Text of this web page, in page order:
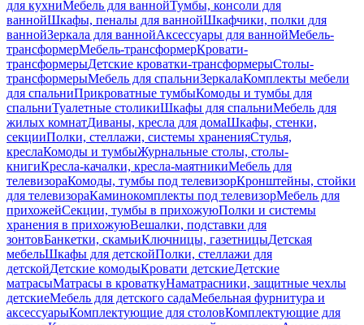
для кухниМебель для ваннойТумбы, консоли для
ваннойШкафы, пеналы для ваннойШкафчики, полки для
ваннойЗеркала для ваннойАксессуары для ваннойМебель-
трансформерМебель-трансформерКровати-
трансформерыДетские кроватки-трансформерыСтолы-
трансформерыМебель для спальниЗеркалаКомплекты мебели
для спальниПрикроватные тумбыКомоды и тумбы для
спальниТуалетные столикиШкафы для спальниМебель для
жилых комнатДиваны, кресла для домаШкафы, стенки,
секцииПолки, стеллажи, системы храненияСтулья,
креслаКомоды и тумбыЖурнальные столы, столы-
книгиКресла-качалки, кресла-маятникиМебель для
телевизораКомоды, тумбы под телевизорКронштейны, стойки
для телевизораКаминокомплекты под телевизорМебель для
прихожейСекции, тумбы в прихожуюПолки и системы
хранения в прихожуюВешалки, подставки для
зонтовБанкетки, скамьиКлючницы, газетницыДетская
мебельШкафы для детскойПолки, стеллажи для
детскойДетские комодыКровати детскиеДетские
матрасыМатрасы в кроваткуНаматрасники, защитные чехлы
детскиеМебель для детского садаМебельная фурнитура и
аксессуарыКомплектующие для столовКомплектующие для